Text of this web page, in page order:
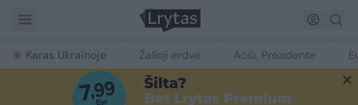
Karas Ukrainoje Žalioji erdvė Ačiū, Prezidente